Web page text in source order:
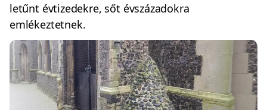
letűnt évtizedekre, sőt évszázadokra
emlékeztetnek.